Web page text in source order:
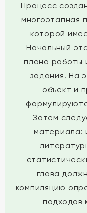
Процесс
многоэтапная
которой
Начальный
плана работы
задания. На
объект и
Затем
материала:
глава
компиляцию
подходов